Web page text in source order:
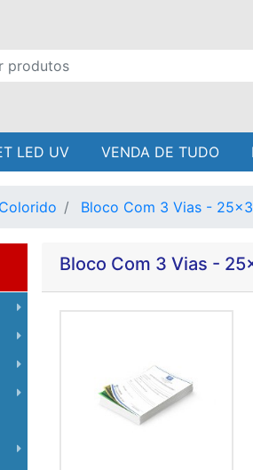
LED UV VENDA DE TUDO
Colorido Bloco Com 3 Vias - 25x3
Bloco Com 3 Vias -